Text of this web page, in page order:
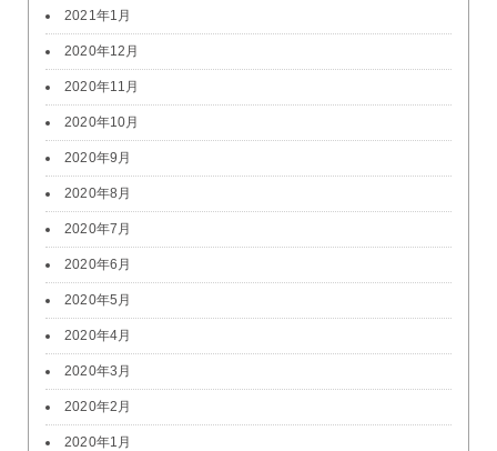
2021年1月
2020年12月
2020年11月
2020年10月
2020年9月
2020年8月
2020年7月
2020年6月
2020年5月
2020年4月
2020年3月
2020年2月
2020年1月